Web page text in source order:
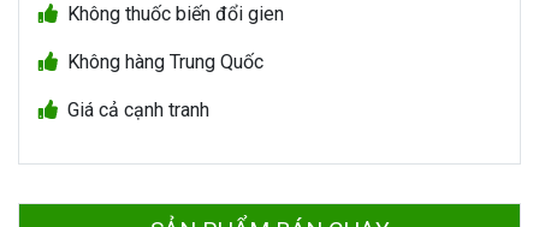
Không thuốc biến đổi gien
Không hàng Trung Quốc
Giá cả cạnh tranh